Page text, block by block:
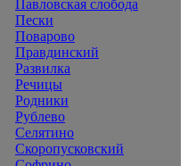
Павловская слобода
Пески
Поварово
Правдинский
Развилка
Речицы
Родники
Рублево
Селятино
Скоропусковский